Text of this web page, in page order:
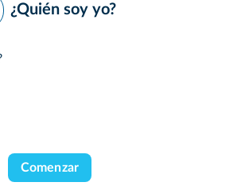
¿Quién soy yo?
Comenzar